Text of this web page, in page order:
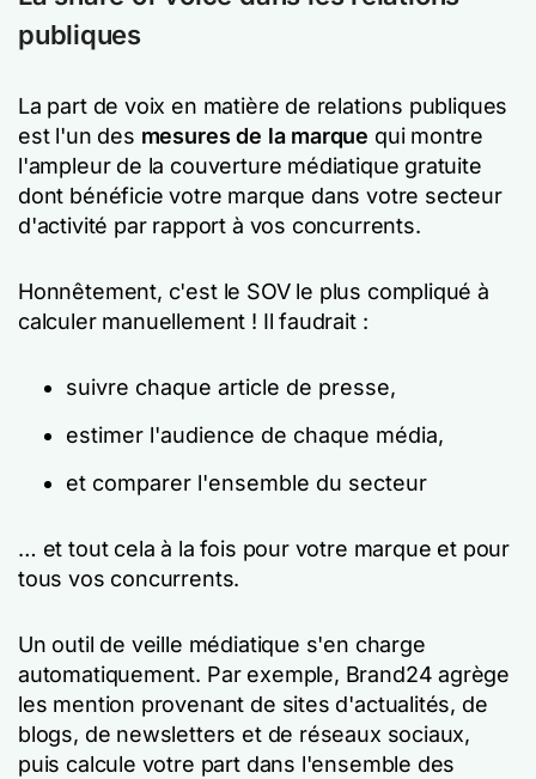
publiques
La part de voix en matière de relations publiques
est l'un des mesures de la marque qui montre
l'ampleur de la couverture médiatique gratuite
dont bénéficie votre marque dans votre secteur
d'activité par rapport à vos concurrents.
Honnêtement, c'est le SOV le plus compliqué à
calculer manuellement ! Il faudrait :
suivre chaque article de presse,
estimer l'audience de chaque média,
et comparer l'ensemble du secteur
… et tout cela à la fois pour votre marque et pour
tous vos concurrents.
Un outil de veille médiatique s'en charge
automatiquement. Par exemple, Brand24 agrège
les mention provenant de sites d'actualités, de
blogs, de newsletters et de réseaux sociaux,
puis calcule votre part dans l'ensemble des